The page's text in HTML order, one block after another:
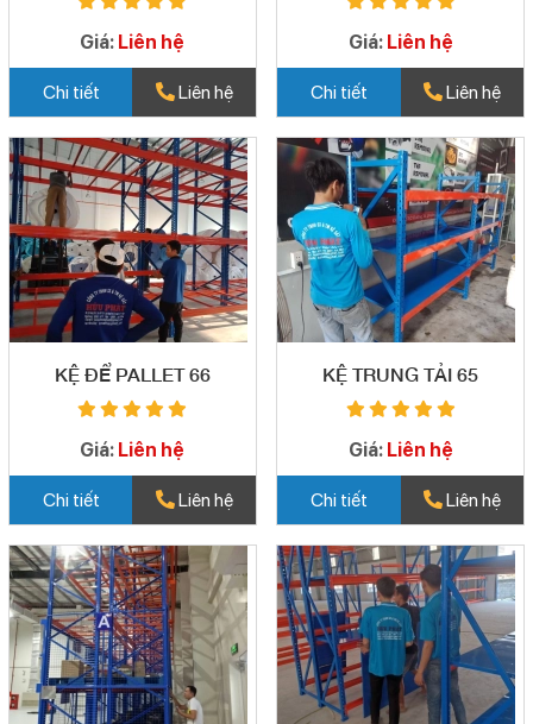
Giá: Liên hệ
Chi tiết Liên hệ
Giá: Liên hệ
Chi tiết Liên hệ
KỆ ĐỂ PALLET 66
Giá: Liên hệ
Chi tiết Liên hệ
KỆ TRUNG TẢI 65
Giá: Liên hệ
Chi tiết Liên hệ